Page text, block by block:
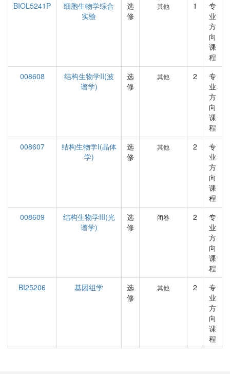
BIOL5241P
细胞生物学综合
实验
选
修
其他 1
专
业
方
向
课
程
008608
结构生物学II(波
谱学)
选
修
其他 2
专
业
方
向
课
程
008607
结构生物学I(晶体
学)
选
修
其他 2
专
业
方
向
课
程
008609
结构生物学III(光
谱学)
选
修
闭卷 2
专
业
方
向
课
程
BI25206
基因组学
选
修
其他 2
专
业
方
向
课
程